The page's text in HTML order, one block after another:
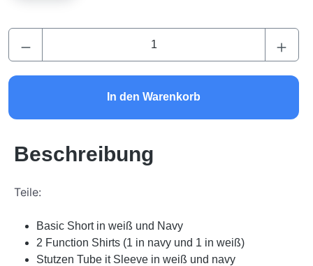
Produkt Anzahl: Gib den gewünschten
In den Warenkorb
Beschreibung
Teile:
Basic Short in weiß und Navy
2 Function Shirts (1 in navy und 1 in weiß)
Stutzen Tube it Sleeve in weiß und navy